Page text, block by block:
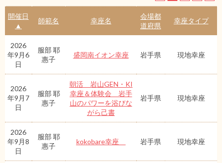
開催日
▲
師範名 幸座名
会場都
道府県
幸座タイプ
2026
年9月6
日
服部 耶
惠子
盛岡南イオン幸座 岩手県 現地幸座
2026
年9月7
日
服部 耶
惠子
朝活 岩山GEN・KI
幸座＆体験会 岩手
山のパワーを浴びな
がら己書
岩手県 現地幸座
2026
年9月8
日
服部 耶
惠子
kokobare幸座 岩手県 現地幸座